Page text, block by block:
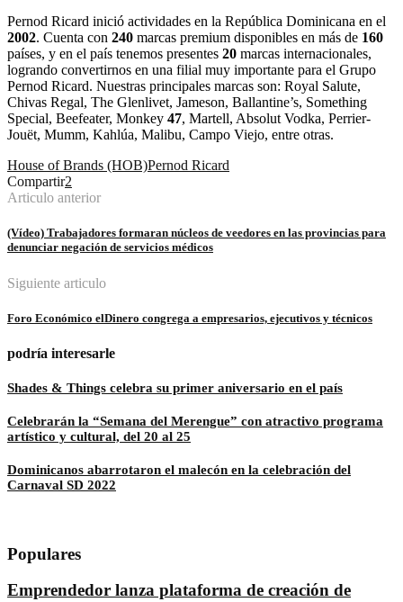
Pernod Ricard inició actividades en la República Dominicana en el
2002. Cuenta con 240 marcas premium disponibles en más de 160
países, y en el país tenemos presentes 20 marcas internacionales,
logrando convertirnos en una filial muy importante para el Grupo
Pernod Ricard. Nuestras principales marcas son: Royal Salute,
Chivas Regal, The Glenlivet, Jameson, Ballantine’s, Something
Special, Beefeater, Monkey 47, Martell, Absolut Vodka, Perrier-
Jouët, Mumm, Kahlúa, Malibu, Campo Viejo, entre otras.
House of Brands (HOB)Pernod Ricard
Compartir2
Articulo anterior
(Vídeo) Trabajadores formaran núcleos de veedores en las provincias para
denunciar negación de servicios médicos
Siguiente articulo
Foro Económico elDinero congrega a empresarios, ejecutivos y técnicos
podría interesarle
Shades & Things celebra su primer aniversario en el país
Celebrarán la “Semana del Merengue” con atractivo programa
artístico y cultural, del 20 al 25
Dominicanos abarrotaron el malecón en la celebración del
Carnaval SD 2022
Populares
Emprendedor lanza plataforma de creación de